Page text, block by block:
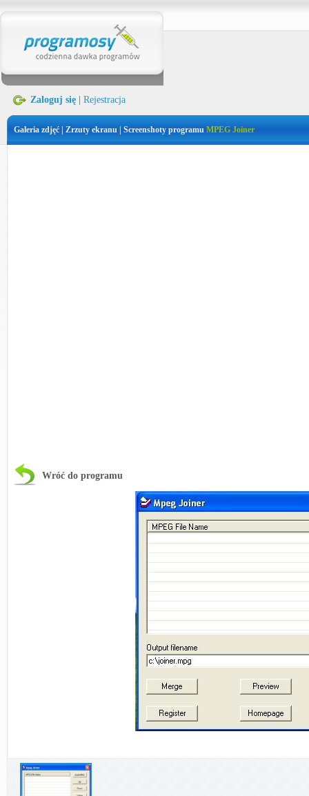
Zaloguj się Rejestracja
Galeria zdjęć | Zrzuty ekranu | Screenshoty programu MPEG Joiner
Wróć do programu